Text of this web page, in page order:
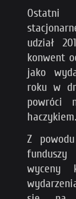
udział
konwent
jako
roku w
powróci
haczykiem.
Z
wyceny